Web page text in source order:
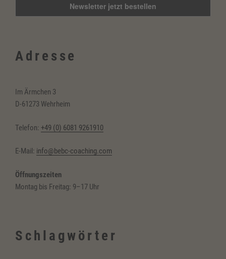
Adresse
Im Ärmchen 3
D-61273 Wehrheim
Telefon: +49 (0) 6081 9261910
E-Mail: info@bebc-coaching.com
Öffnungszeiten
Montag bis Freitag: 9–17 Uhr
Schlagwörter